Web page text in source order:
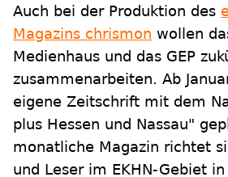
Auch bei der Produktion des
Magazins chrismon wollen
Medienhaus und das GEP
zusammenarbeiten. Ab
eigene Zeitschrift mit dem
plus Hessen und Nassau"
monatliche Magazin richtet
und Leser im EKHN-Gebiet in